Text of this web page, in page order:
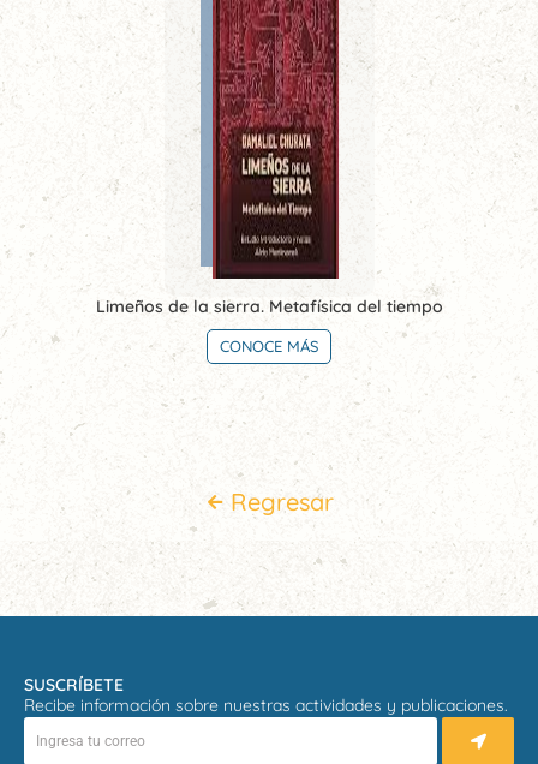
Limeños de la sierra. Metafísica del tiempo
CONOCE MÁS
Regresar
SUSCRÍBETE
Recibe información sobre nuestras actividades y publicaciones.